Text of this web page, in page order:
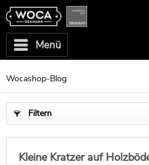
Menü
Wocashop-Blog
Filtern
Kleine Kratzer auf